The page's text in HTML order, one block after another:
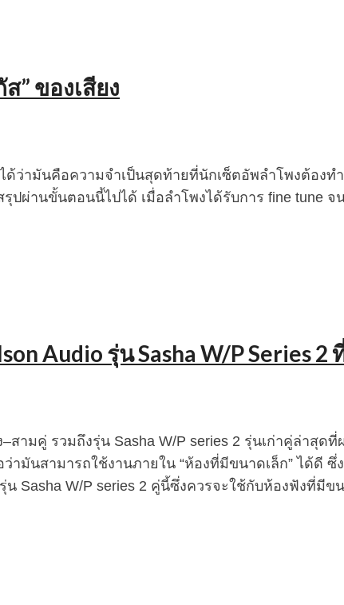
” ของเสียง
ว่ามันคือความจำเป็นสุดท้ายที่นักเซ็ตอัพลำโพงต้อง
ปผ่านขั้นตอนนี้ไปได้ เมื่อลำโพงได้รับการ fine
Audio รุ่น Sasha W/P Series
สามคู่ รวมถึงรุ่น Sasha W/P series 2 รุ่นเก่าคู่ล่าสุ
นสามารถใช้งานภายใน “ห้องที่มีขนาดเล็ก” ได้ดี ซึ่
Sasha W/P series 2 คู่นี้ซึ่งควรจะใช้กับห้องฟังที่มี